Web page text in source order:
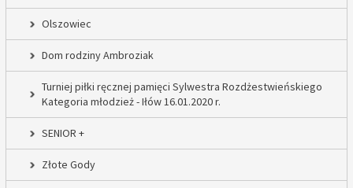
Olszowiec
Dom rodziny Ambroziak
Turniej piłki ręcznej pamięci Sylwestra Rozdżestwieńskiego
Kategoria młodzież - Iłów 16.01.2020 r.
SENIOR +
Złote Gody